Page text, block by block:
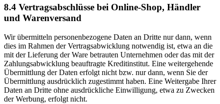
8.4 Vertragsabschlüsse bei Online-Shop, Händler
und Warenversand
Wir übermitteln personenbezogene Daten an Dritte nur dann, wenn
dies im Rahmen der Vertragsabwicklung notwendig ist, etwa an die
mit der Lieferung der Ware betrauten Unternehmen oder das mit der
Zahlungsabwicklung beauftragte Kreditinstitut. Eine weitergehende
Übermittlung der Daten erfolgt nicht bzw. nur dann, wenn Sie der
Übermittlung ausdrücklich zugestimmt haben. Eine Weitergabe Ihrer
Daten an Dritte ohne ausdrückliche Einwilligung, etwa zu Zwecken
der Werbung, erfolgt nicht.